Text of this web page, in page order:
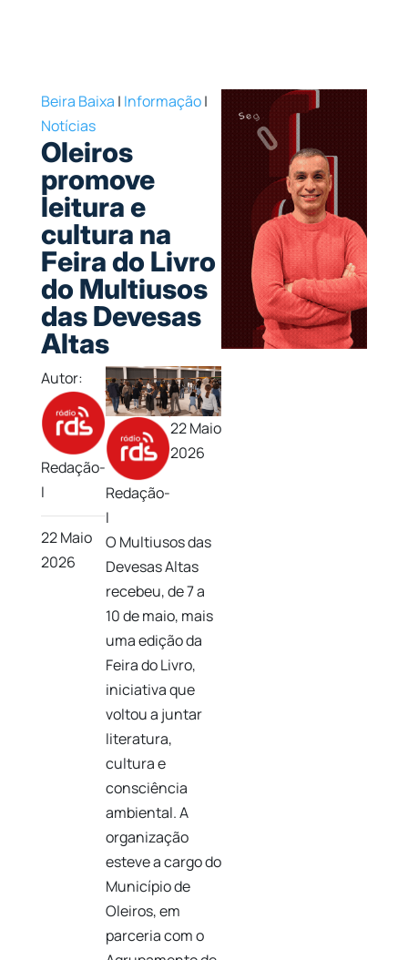
Beira Baixa | Informação|
Notícias
Oleiros
promove
leitura e
cultura na
Feira do Livro
do Multiusos
das Devesas
Altas
Autor:
Redação-
I
22 Maio
2026
Redação-
I
22 Maio
2026
O Multiusos das
Devesas Altas
recebeu, de 7 a
10 de maio, mais
uma edição da
Feira do Livro,
iniciativa que
voltou a juntar
literatura,
cultura e
consciência
ambiental. A
organização
esteve a cargo do
Município de
Oleiros, em
parceria com o